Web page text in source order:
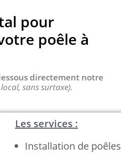
pour
poêle à
directement notre
sans surtaxe).
Les services :
Installation de poêles